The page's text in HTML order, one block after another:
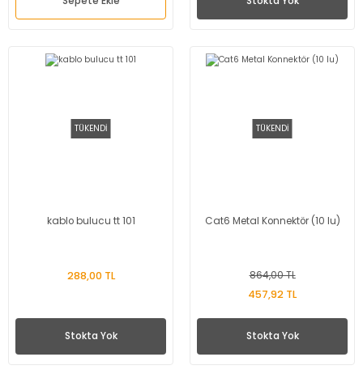
TÜKENDİ
kablo bulucu tt 101
288,00 TL
Stokta Yok
TÜKENDİ
Cat6 Metal Konnektör (10 lu)
864,00 TL
457,92 TL
Stokta Yok